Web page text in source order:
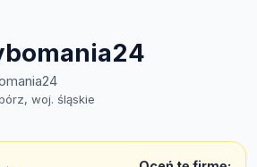
woj. śląskie